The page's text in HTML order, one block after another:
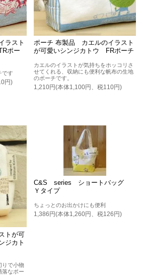
ラスト
ポー
です
円)
ポーチ 布製品 カエルのイラスト
が可愛いシンジカトウ FRポーチ
カエルのイラストが気持ちをホッコリさ
せてくれる、収納にも便利な帆布の生地
のポーチです。
1,210円(本体1,100円、税110円)
トが可
ジカト
りで小物
落なポー
C&S series ショートバッグ
Ｙタイプ
ちょっとのお出かけにも便利
1,386円(本体1,260円、税126円)